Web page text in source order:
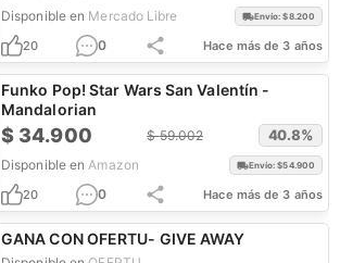
Disponible en Mercado Libre Envío: $8.200
20 0 Hace más de 3 años
Funko Pop! Star Wars San Valentín -
Mandalorian
$ 34.900 $59.002 40.8%
Disponible en Amazon Envío: $54.900
20 0 Hace más de 3 años
GANA CON OFERTU- GIVE AWAY